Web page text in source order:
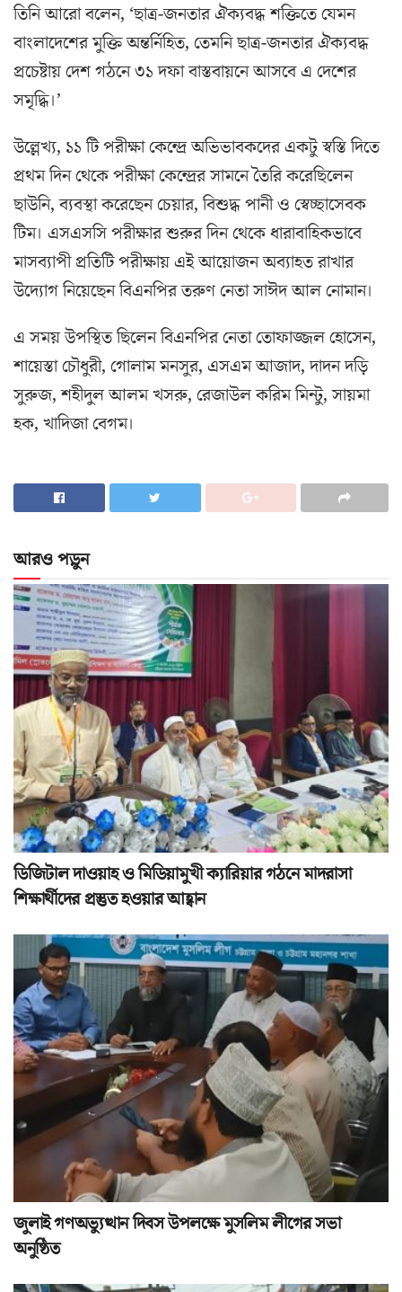
তিনি আরো বলেন, ‘ছাত্র-জনতার ঐক্যবদ্ধ শক্তিতে যেমন
বাংলাদেশের মুক্তি অন্তর্নিহিত, তেমনি ছাত্র-জনতার ঐক্যবদ্ধ
প্রচেষ্টায় দেশ গঠনে ৩১ দফা বাস্তবায়নে আসবে এ দেশের
সমৃদ্ধি।’
উল্লেখ্য, ১১ টি পরীক্ষা কেন্দ্রে অভিভাবকদের একটু স্বস্তি দিতে
প্রথম দিন থেকে পরীক্ষা কেন্দ্রের সামনে তৈরি করেছিলেন
ছাউনি, ব্যবস্থা করেছেন চেয়ার, বিশুদ্ধ পানী ও স্বেচ্ছাসেবক
টিম। এসএসসি পরীক্ষার শুরুর দিন থেকে ধারাবাহিকভাবে
মাসব্যাপী প্রতিটি পরীক্ষায় এই আয়োজন অব্যাহত রাখার
উদ্যোগ নিয়েছেন বিএনপির তরুণ নেতা সাঈদ আল নোমান।
এ সময় উপস্থিত ছিলেন বিএনপির নেতা তোফাজ্জল হোসেন,
শায়েস্তা চৌধুরী, গোলাম মনসুর, এসএম আজাদ, দাদন দড়ি
সুরুজ, শহীদুল আলম খসরু, রেজাউল করিম মিন্টু, সায়মা
হক, খাদিজা বেগম।
আরও পড়ুন
ডিজিটাল দাওয়াহ ও মিডিয়ামুখী ক্যারিয়ার গঠনে মাদরাসা
শিক্ষার্থীদের প্রস্তুত হওয়ার আহ্বান
জুলাই গণঅভ্যুত্থান দিবস উপলক্ষে মুসলিম লীগের সভা
অনুষ্ঠিত